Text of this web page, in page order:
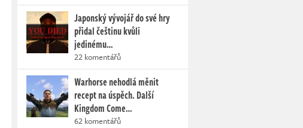
Japonský vývojář do své hry
přidal češtinu kvůli
jedinému…
22 komentářů
Warhorse nehodlá měnit
recept na úspěch. Další
Kingdom Come…
62 komentářů